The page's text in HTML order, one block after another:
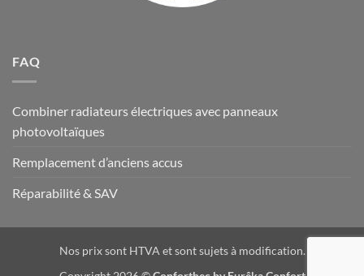
FAQ
Combiner radiateurs électriques avec panneaux
photovoltaïques
Remplacement d’anciens accus
Réparabilité & SAV
Nos prix sont HTVA et sont sujets à modification.